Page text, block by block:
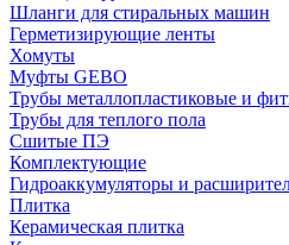
Шланги для стиральных машин
Герметизирующие ленты
Хомуты
Муфты GEBO
Трубы металлопластиковые и
Трубы для теплого пола
Сшитые ПЭ
Комплектующие
Гидроаккумуляторы и
Плитка
Керамическая плитка